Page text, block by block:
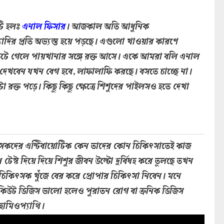
হলঃএনাল ফিসার। আজকাল অতি আধুনিক
প্রতি অভ্যস্ত হয়ে পড়ছে। এগুলো খাওয়ার কারণে
গেলে পায়খানার সঙ্গে রক্ত আসে। একে আমরা বলি এনাল
যখন বেগ হবে, লাফালাফি করছে। বসতে চাচ্ছে না।
পড়ে। কিছু কিছু ক্ষেত্রে শিশুদের পাইলসও হতে দেখা
এন্টিবায়োটিক কেন তাদের কোন চিকিৎসাতেই কাজ
দিয়ে দিয়ে শিশুর জীবন উল্টো দুর্বিষহ করে তুলছে তখন
খুঁজে বের করে প্রোপার চিকিৎসা নিবেন। মনে
ডিজিস ভালো হলেও পুরাতন রোগ বা ক্রনিক ডিজিস